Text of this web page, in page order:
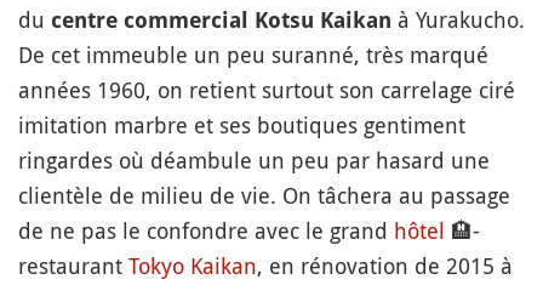
du centre commercial Kotsu Kaikan à Yurakucho.
De cet immeuble un peu suranné, très marqué
années 1960, on retient surtout son carrelage ciré
imitation marbre et ses boutiques gentiment
ringardes où déambule un peu par hasard une
clientèle de milieu de vie. On tâchera au passage
de ne pas le confondre avec le grand hôtel 🏨-
restaurant Tokyo Kaikan, en rénovation de 2015 à